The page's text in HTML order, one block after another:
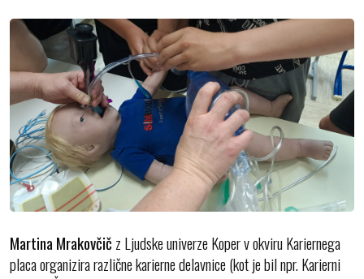
Martina Mrakovčič z Ljudske univerze Koper v okviru Kariernega
placa organizira različne karierne delavnice (kot je bil npr. Karierni